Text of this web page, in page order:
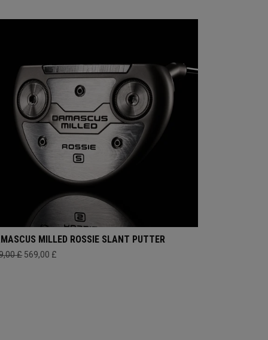
MILLED ROSSIE SLANT PUTTER
£ 569,00 £